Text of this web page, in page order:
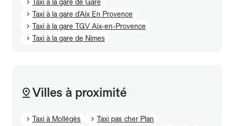
Taxi à la gare de Gare
Taxi à la gare d'Aix En Provence
Taxi à la gare TGV Aix-en-Provence
Taxi à la gare de Nimes
Villes à proximité
Taxi à Mollégès
Taxi pas cher Plan